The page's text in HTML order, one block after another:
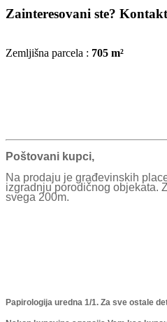
Zainteresovani ste?
Zemljišna parcela : 705 m²
Poštovani kupci,
Na prodaju je građevinskih
izgradnju porodičnog objekata.
svega 200m.
Papirologija uredna 1/1. Za sve ostale